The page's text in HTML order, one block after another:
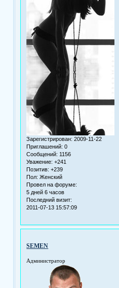
Зарегистрирован: 2009-11-22
Приглашений: 0
Сообщений: 1156
Уважение: +241
Позитив: +239
Пол: Женский
Провел на форуме:
5 дней 6 часов
Последний визит:
2011-07-13 15:57:09
SEMEN
Администратор